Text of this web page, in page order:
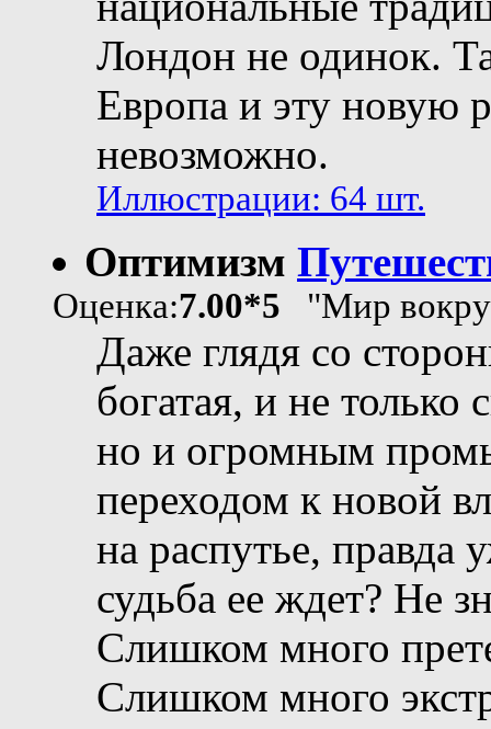
Лондон не одинок.
Европа и эту новую
невозможно.
Иллюстрации: 64 шт.
Оптимизм
Оценка:7.00*5 "Мир
Даже глядя со
богатая, и не
но и огромным
переходом к новой
на распутье, правда
судьба ее ждет? Не
Слишком много
Слишком много